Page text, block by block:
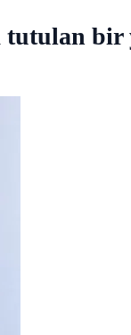
bir